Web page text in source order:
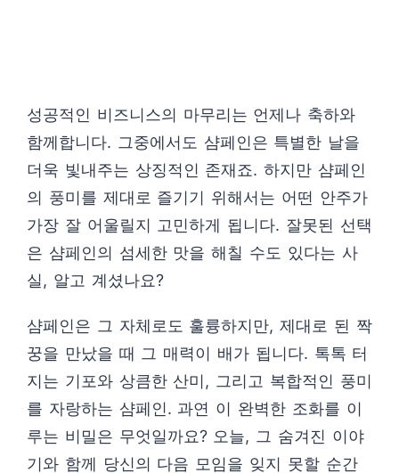
성공적인 비즈니스의 마무리는 언제나 축하와
함께합니다. 그중에서도 샴페인은 특별한 날을
더욱 빛내주는 상징적인 존재죠. 하지만 샴페인
의 풍미를 제대로 즐기기 위해서는 어떤 안주가
가장 잘 어울릴지 고민하게 됩니다. 잘못된 선택
은 샴페인의 섬세한 맛을 해칠 수도 있다는 사
실, 알고 계셨나요?
샴페인은 그 자체로도 훌륭하지만, 제대로 된 짝
꿍을 만났을 때 그 매력이 배가 됩니다. 톡톡 터
지는 기포와 상큼한 산미, 그리고 복합적인 풍미
를 자랑하는 샴페인. 과연 이 완벽한 조화를 이
루는 비밀은 무엇일까요? 오늘, 그 숨겨진 이야
기와 함께 당신의 다음 모임을 잊지 못할 순간